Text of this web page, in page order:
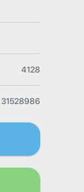
4128
31528986